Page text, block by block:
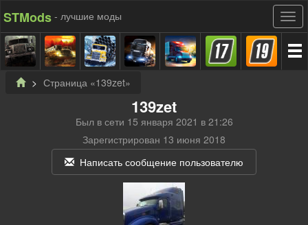
STMods - лучшие моды
Страница «139zet»
139zet
Был в сети 15 января 2021 в 21:26
Зарегистрирован 13 июня 2018
Написать сообщение пользователю